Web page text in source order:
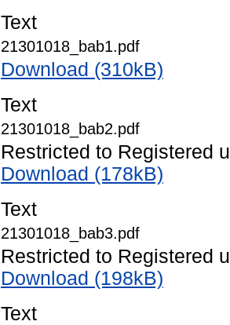
Text
21301018_bab1.pdf
Download (310kB)
Text
21301018_bab2.pdf
Restricted to Registered
Download (178kB)
Text
21301018_bab3.pdf
Restricted to Registered
Download (198kB)
Text